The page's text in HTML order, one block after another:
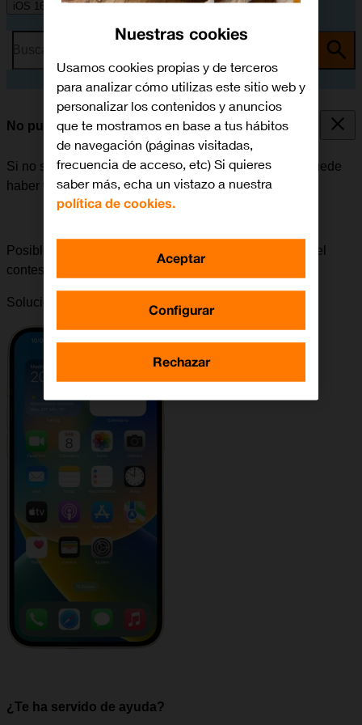
iOS 16.0
No puedo recibir mensajes en mi contestador
Si no se pueden recibir mensajes en el contestador, puede
haber varias causas posibles al problema.
Posible causa 3 de 3:
Para poder recibir mensajes en el
contestador, el contestador tiene que estar activado.
Solución: Cómo activar el contestador
¿Te ha servido de ayuda?
Nuestras cookies
Usamos cookies propias y de terceros
para analizar cómo utilizas este sitio web y
personalizar los contenidos y anuncios
que te mostramos en base a tus hábitos
de navegación (páginas visitadas,
frecuencia de acceso, etc) Si quieres
saber más, echa un vistazo a nuestra
política de cookies.
Configurar
Rechazar
Aceptar